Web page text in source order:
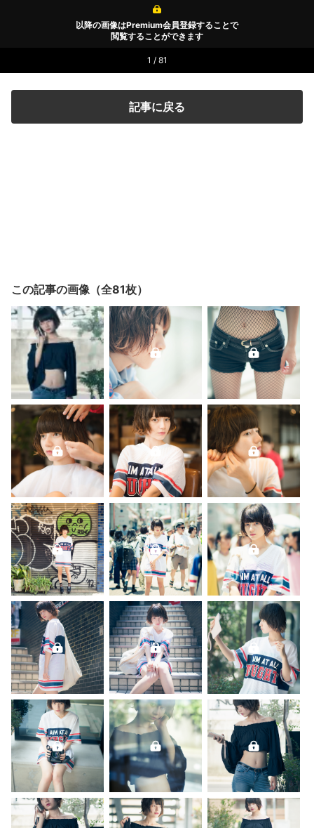
以降の画像はPremium会員登録することで
閲覧することができます
1 / 81
記事に戻る
この記事の画像（全81枚）